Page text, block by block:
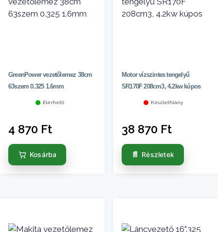
GreenPower vezetőlemez 38cm
63szem 0.325 1.6mm
Elérhető
4 870 Ft
Kosárba
Motor vízszintes tengelyű
SR170F 208cm3, 4.2kw kúpos
Készlethiány
38 870 Ft
Részletek